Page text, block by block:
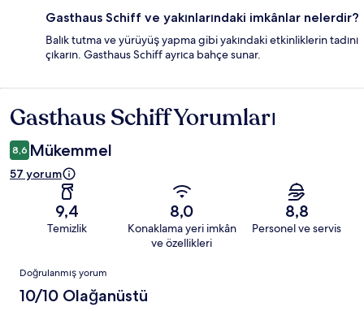
Gasthaus Schiff ve yakınlarındaki imkânlar nelerdir?
Balık tutma ve yürüyüş yapma gibi yakındaki etkinliklerin tadını
çıkarın. Gasthaus Schiff ayrıca bahçe sunar.
Yorumlar
Gasthaus Schiff Yorumları
8,6 Mükemmel
57 yorum
9,4
Temizlik
8,0
Konaklama yeri imkân
ve özellikleri
8,8
Personel ve servis
Yorumlar
Doğrulanmış yorum
10/10 Olağanüstü